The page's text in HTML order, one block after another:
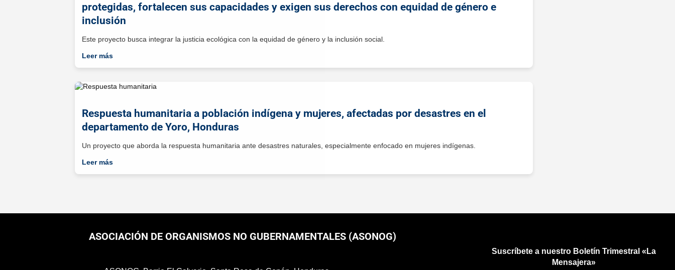
protegidas, fortalecen sus capacidades y exigen sus derechos con equidad de género e
inclusión
Este proyecto busca integrar la justicia ecológica con la equidad de género y la inclusión social.
Leer más
Respuesta humanitaria a población indígena y mujeres, afectadas por desastres en el
departamento de Yoro, Honduras
Un proyecto que aborda la respuesta humanitaria ante desastres naturales, especialmente enfocado en mujeres indígenas.
Leer más
ASOCIACIÓN DE ORGANISMOS NO GUBERNAMENTALES (ASONOG)
Suscríbete a nuestro Boletín Trimestral «La
Mensajera»